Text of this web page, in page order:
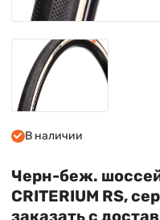
В наличии
Черн-беж.
CRITERIUM RS,
заказать с